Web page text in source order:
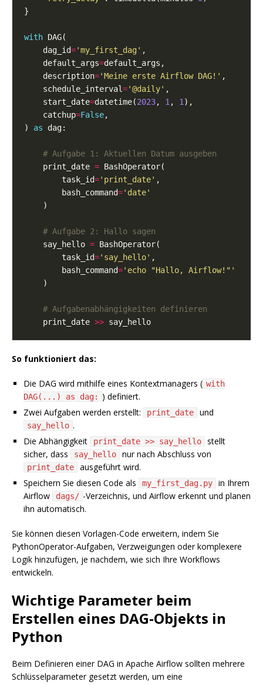
with
    dag_id
='my_first_dag'
    default_args
=
    description
='Meine erste Airflow DAG!'
    schedule_interval
='@daily'
    start_date
=datetime(2023, 1 , 1
    catchup
=False
) as
# Aufgabe 1: Aktuellen Datum ausgeben
    print_date
=
        task_id
='print_date'
        bash_command
='date'
# Aufgabe 2: Hallo sagen
    say_hello
=
        task_id
='say_hello'
        bash_command
='echo "Hallo, Airflow!"'
# Aufgabenabhängigkeiten definieren
    print_date
>>
So funktioniert das:
Die DAG wird mithilfe eines Kontextmanagers ( with
DAG(...) as dag:
) definiert.
Zwei Aufgaben werden erstellt:
print_date und
say_hello .
Die Abhängigkeit
print_date >> say_hello
stellt
sicher, dass
say_hello nur nach Abschluss von
print_date
ausgeführt wird.
Speichern Sie diesen Code als
my_first_dag.py
in Ihrem
Airflow
dags/ -Verzeichnis, und Airflow erkennt und planen
ihn automatisch.
Sie können diesen Vorlagen-Code erweitern, indem Sie
PythonOperator-Aufgaben, Verzweigungen oder komplexere
Logik hinzufügen, je nachdem, wie sich Ihre Workflows
entwickeln.
Wichtige Parameter beim
Erstellen eines DAG-Objekts in
Python
Beim Definieren einer DAG in Apache Airflow sollten mehrere
Schlüsselparameter gesetzt werden, um eine